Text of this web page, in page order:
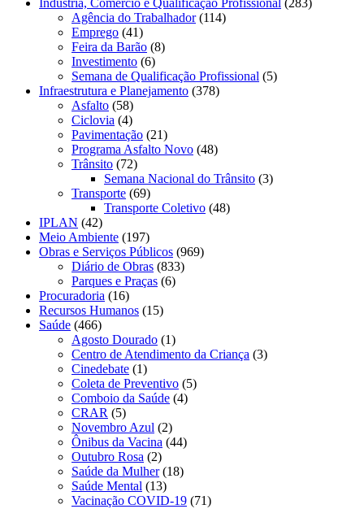
Agência do Trabalhador(114)
Emprego (41)
Feira da Barão (8)
Investimento (6)
Semana de Qualificação Profissional (5)
Infraestrutura e Planejamento (378)
Asfalto (58)
Ciclovia (4)
Pavimentação (21)
Programa Asfalto Novo (48)
Trânsito (72)
Semana Nacional do Trânsito (3)
Transporte (69)
Transporte Coletivo (48)
IPLAN (42)
Meio Ambiente (197)
Obras e Serviços Públicos (969)
Diário de Obras (833)
Parques e Praças (6)
Procuradoria (16)
Recursos Humanos (15)
Saúde (466)
Agosto Dourado (1)
Centro de Atendimento da Criança (3)
Cinedebate (1)
Coleta de Preventivo (5)
Comboio da Saúde (4)
CRAR (5)
Novembro Azul (2)
Ônibus da Vacina (44)
Outubro Rosa (2)
Saúde da Mulher(18)
Saúde Mental (13)
Vacinação COVID-19 (71)